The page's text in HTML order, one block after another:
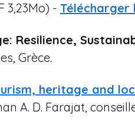
3,23Mo) - Télécharger
Resilience,
Grèce.
heritage and
A. D. Farajat,